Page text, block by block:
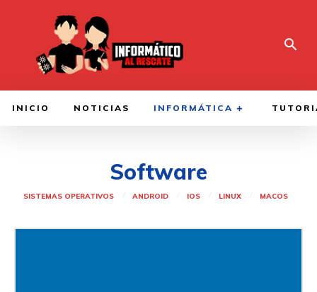
INICIO NOTICIAS INFORMÁTICA
Software
SISTEMAS OPERATIVOS ANDROID IOS LINUX MACOS